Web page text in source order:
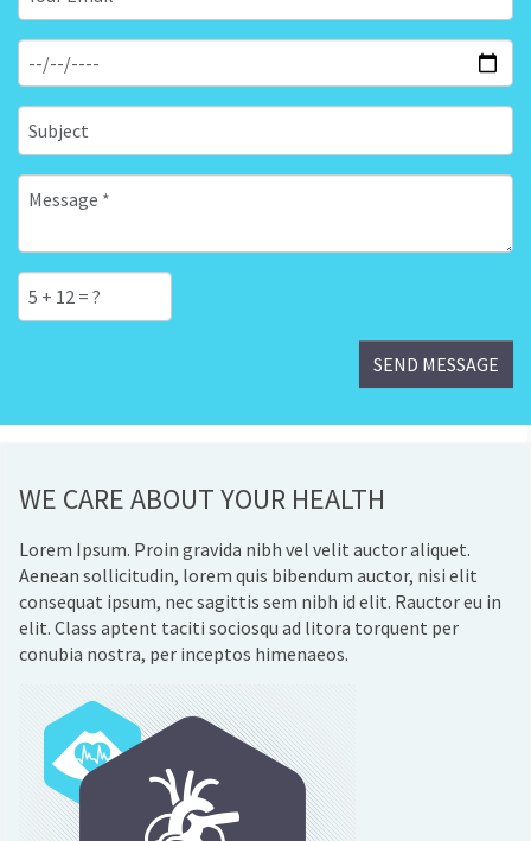
WE CARE ABOUT YOUR HEALTH
Lorem Ipsum. Proin gravida nibh vel velit auctor aliquet.
Aenean sollicitudin, lorem quis bibendum auctor, nisi elit
consequat ipsum, nec sagittis sem nibh id elit. Rauctor eu in
elit. Class aptent taciti sociosqu ad litora torquent per
conubia nostra, per inceptos himenaeos.